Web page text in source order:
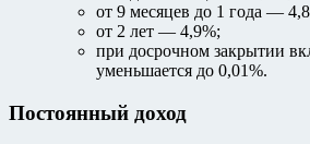
от 9 месяцев до 1 года —
от 2 лет — 4,9%;
при досрочном закрытии
уменьшается до 0,01%.
Постоянный доход